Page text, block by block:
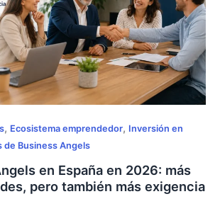
, Ecosistema emprendedor, Inversión en
de Business Angels
en España en 2026: más
pero también más exigencia